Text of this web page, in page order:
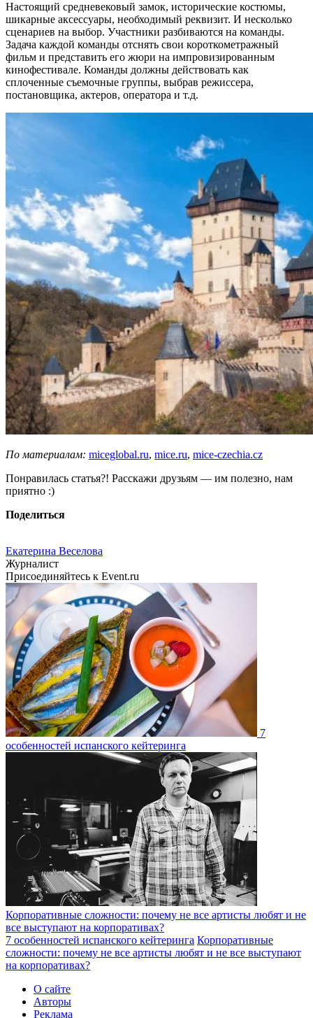
Настоящий средневековый замок, исторические костюмы,
шикарные аксессуары, необходимый реквизит. И несколько
сценариев на выбор. Участники разбиваются на команды.
Задача каждой команды отснять свои короткометражный
фильм и представить его жюри на импровизированным
кинофестивале. Команды должны действовать как
сплоченные съемочные группы, выбрав режиссера,
постановщика, актеров, оператора и т.д.
По материалам: miceglobal.ru, mice.ru, mice-czechia.cz
Понравилась статья?! Расскажи друзьям — им полезно, нам
приятно :)
Поделиться
Екатерина Веселова
Журналист
Присоединяйтесь к Event.ru
7
особенностей испанского кейтеринга
Корпоративные сложности: почему не все артисты любят и не
все выступают на корпоративах?
7 особенностей испанского кейтеринга Корпоративные
сложности: почему не все артисты любят и не все выступают
на корпоративах?
О сайте
Авторы
Реклама